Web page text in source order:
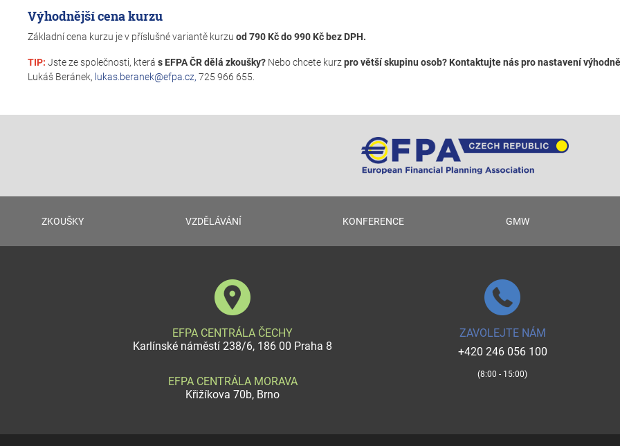
Výhodnější cena kurzu
Základní cena kurzu je v příslušné variantě kurzu od 790 Kč do 990 Kč bez DPH.
TIP: Jste ze společnosti, která s EFPA ČR dělá zkoušky? Nebo chcete kurz pro větší skupinu osob? Kontaktujte nás pro nastavení
Lukáš Beránek, lukas.beranek@efpa.cz, 725 966 655.
ZKOUŠKY VZDĚLÁVÁNÍ KONFERENCE GMW
EFPA CENTRÁLA ČECHY
Karlínské náměstí 238/6, 186 00 Praha 8
EFPA CENTRÁLA MORAVA
Křižíkova 70b, Brno
ZAVOLEJTE NÁM
+420 246 056 100
(8:00 - 15:00)